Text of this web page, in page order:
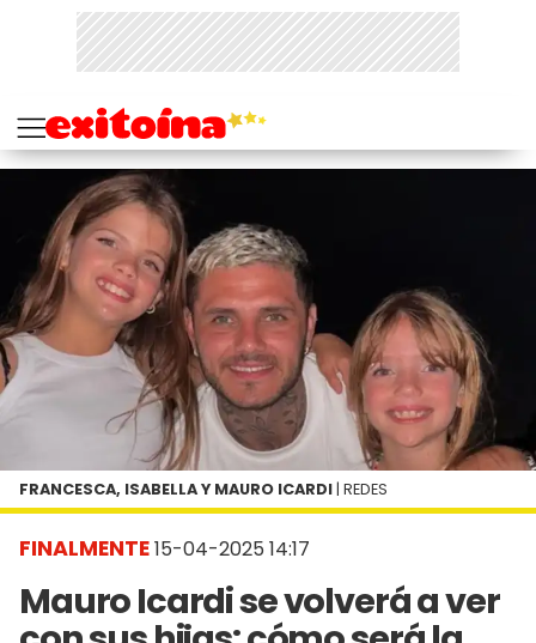
FINALMENTE15-04-2025 14:17
Mauro Icardi se volverá a ver
FRANCESCA, ISABELLA Y MAURO ICARDI | REDES